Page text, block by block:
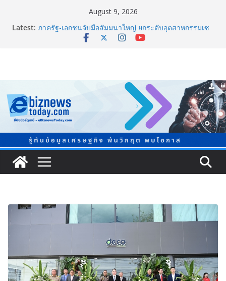
August 9, 2026
Latest: ภาครัฐ-เอกชนจับมือสัมมนาใหญ่ ยกระดับอุตสาหกรรมเซ
รามิกไทยสู่สากล พร้อมชวนผู้ประกอบไทยร่วมงาน
นิทรรศการยกระดับ…ความเป็นห่วง” ในงาน Hug
ยิ่งใหญ่ Thailand e-Commerce Expo 2026 ผนึกกว่า 50
พันธมิตร ปั้นผู้ประกอบการไทยสู่ตลาดโลก คาดเงินสะพัด
กว่า 300 ล้านบาท
LORDNINE จัดศึกคนดังสายเกม ไทย ปะทะ ฟิลิปปินส์ ใน
“Rise of the Tenth Lord” เปิดสงครามกิลด์ข้ามประเทศ
ฉลองเซิร์ฟเวอร์ใหม่ เฮเลนา
แพทย์เผย โรคไม่ติดต่อเรื้อรัง NCDs คร่าชีวิตคนไทยก่อน
วัยอันควร ทำสูญเสียทางเศรษฐกิจมหาศาล 1.6 ล้านล้าน